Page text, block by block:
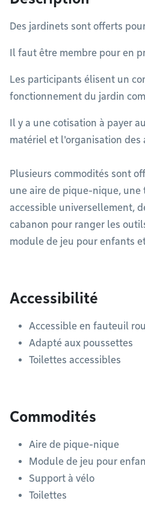
Des jardinets sont offerts
Il faut être membre pour en
Les participants élisent un
fonctionnement du jardin
Il y a une cotisation à payer
matériel et l'organisation des
Plusieurs commodités sont
une aire de pique-nique,
accessible universellement,
cabanon pour ranger les
module de jeu pour enfants
Accessibilité
Accessible en fauteuil
Adapté aux poussettes
Toilettes accessibles
Commodités
Aire de pique-nique
Module de jeu pour
Support à vélo
Toilettes